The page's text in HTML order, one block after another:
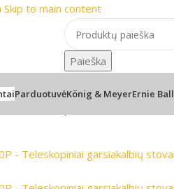
Skip to main content
📞 Konsultacija telefonu
Paieška
ParduotuvėKönig & MeyerErnie Ball